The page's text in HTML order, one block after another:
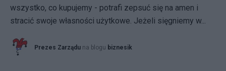
wszystko, co kupujemy - potrafi zepsuć się na amen i
stracić swoje własności użytkowe. Jeżeli sięgniemy w...
Prezes Zarządu na blogu biznesik